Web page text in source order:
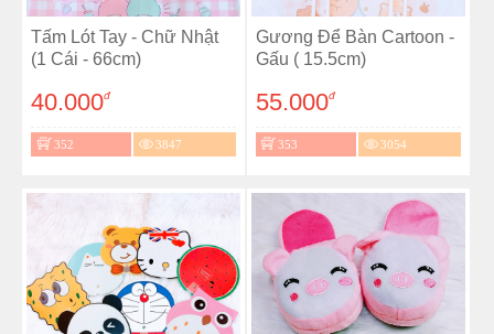
Tấm Lót Tay - Chữ Nhật
(1 Cái - 66cm)
40.000đ
352 3847
Gương Để Bàn Cartoon -
Gấu ( 15.5cm)
55.000đ
353 3054